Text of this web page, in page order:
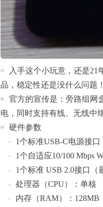
入手这个小玩意，还是
品，稳定性还是没什么问题
官方的宣传是：旁路组网
电，同时支持有线、无线中
硬件参数
1个标准USB-C电源接口
1个自适应10/100 Mbps
1个标准 USB 2.0接口（
处理器（CPU）：单核
内存（RAM）：128MB